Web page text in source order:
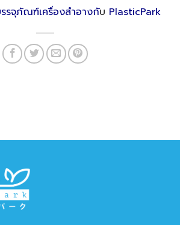
จุภัณฑ์เครื่องสำอางกับ PlasticPark